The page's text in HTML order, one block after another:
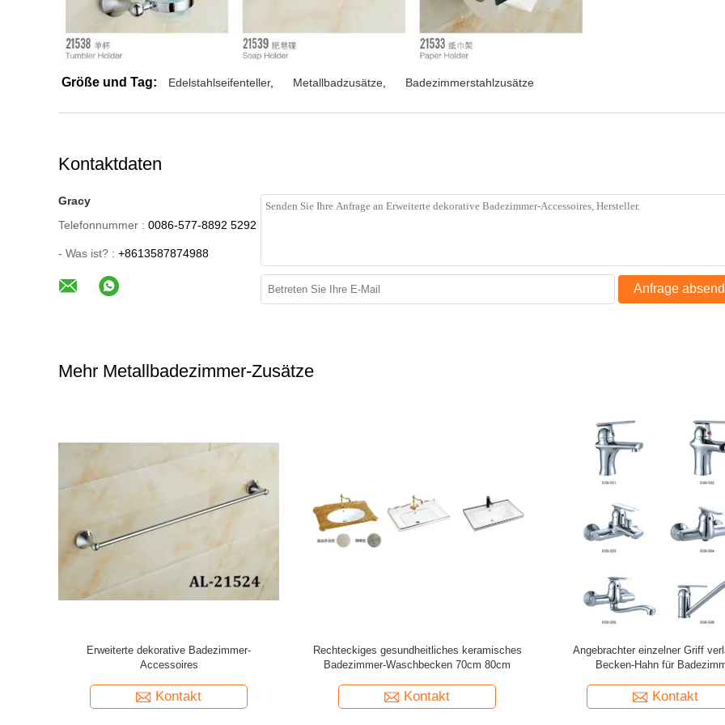
Größe und Tag: Edelstahlseifenteller, Metallbadzusätze Badezimmerstahlzusätze
Kontaktdaten
Gracy
Telefonnummer : 0086-577-8892 5292
- Was ist? : +8613587874988
Anfrage
Mehr Metallbadezimmer-Zusätze
Neue Ankunft Wohnzimmer Schlafzimmer
Dekorationen Vollkörper Ästhetik
Vollkörper Spiegel
Kontakt
Unregelmäßiger rosa Schminkspiegel, Mode
Prinzessin Wolken Make-up Spiegel, tägliches
Kontakt
Holzrahmen in modernem Stil
Spiegel, Retro-Wandspiegel,
und Schlafzimmer
Kontakt